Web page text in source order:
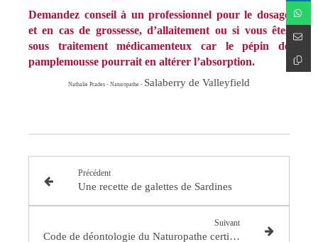
Demandez conseil à un professionnel pour le dosage
et en cas de grossesse, d’allaitement ou si vous êtes
sous traitement médicamenteux car le pépin de
pamplemousse pourrait en altérer l’absorption.
Nathalie Prades - Naturopathe - Salaberry de Valleyfield
Précédent
Une recette de galettes de Sardines
Suivant
Code de déontologie du Naturopathe certifié par la FENA (Fédération Française des écoles de Naturopathie)